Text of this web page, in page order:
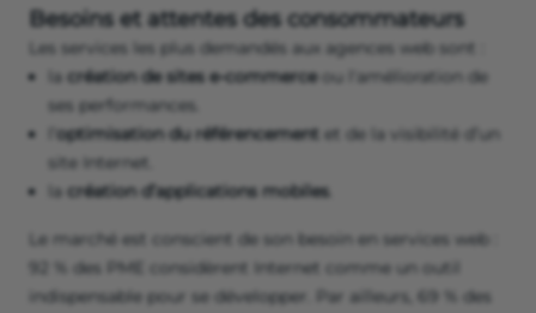
Besoins et attentes des consommateurs
Les services les plus demandés aux agences web sont :
la création de sites e-commerceou l'amélioration de
ses performances.
optimisation du référencement et de la visibilité d’un
site Internet.
la création d’applications mobiles.
Le marché est conscient de son besoin en services web :
92 % des PME considèrent Internet comme un outil
indispensable pour se développer. Par ailleurs, 69 % des